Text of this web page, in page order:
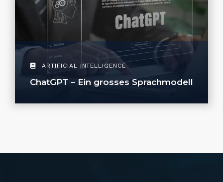
ARTIFICIAL INTELLIGENCE
ChatGPT – Ein grosses Sprachmodell